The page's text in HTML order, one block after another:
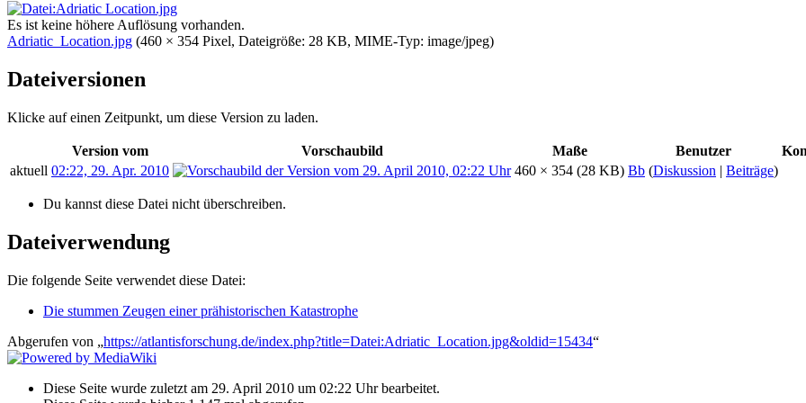
Es ist keine höhere Auflösung vorhanden.
Adriatic_Location.jpg (460 × 354 Pixel, Dateigröße: 28 KB, MIME-Typ: image/jpeg)
Dateiversionen
Klicke auf einen Zeitpunkt, um diese Version zu laden.
Version vom Vorschaubild Maße Benutzer
aktuell 02:22, 29. Apr. 2010 460 × 354 (28 KB) Bb (Diskussion | Beiträge)
Du kannst diese Datei nicht überschreiben.
Dateiverwendung
Die folgende Seite verwendet diese Datei:
Die stummen Zeugen einer prähistorischen Katastrophe
Abgerufen von „https://atlantisforschung.de/index.php?title=Datei:Adriatic_Location.jpg&oldid=15434“
Diese Seite wurde zuletzt am 29. April 2010 um 02:22 Uhr bearbeitet.